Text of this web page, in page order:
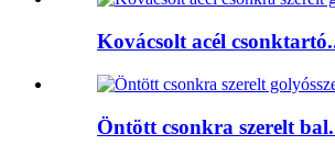
Kovácsolt acél
Öntött csonkra szerelt